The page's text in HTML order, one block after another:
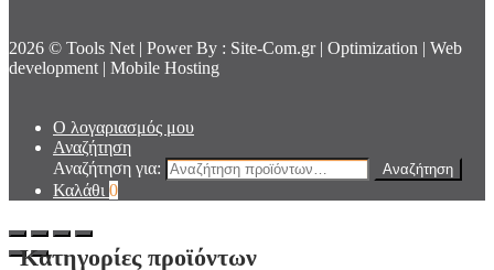
2026 © Tools Net | Power By : Site-Com.gr | Optimization | Web
development | Mobile Hosting
Ο λογαριασμός μου
Αναζήτηση
Αναζήτηση για:
Αναζήτηση
Καλάθι 0
Κατηγορίες προϊόντων